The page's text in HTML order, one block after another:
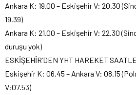
Ankara K: 19.00 – Eskişehir V: 20.30
19.39)
Ankara K: 21.00 – Eskişehir V: 22.30
duruşu yok)
ESKİŞEHİR’DEN YHT HAREKET
Eskişehir K: 06.45 – Ankara V: 08.15
V:07.53)